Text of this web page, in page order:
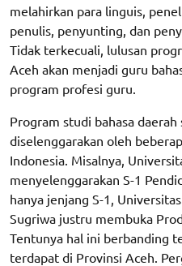
melahirkan para linguis,
penulis, penyunting, dan
Tidak terkecuali, lulusan
Aceh akan menjadi guru
program profesi guru.
Program studi bahasa
diselenggarakan oleh
Indonesia. Misalnya,
menyelenggarakan S-1
hanya jenjang S-1,
Sugriwa justru membuka
Tentunya hal ini berbanding
terdapat di Provinsi Aceh.